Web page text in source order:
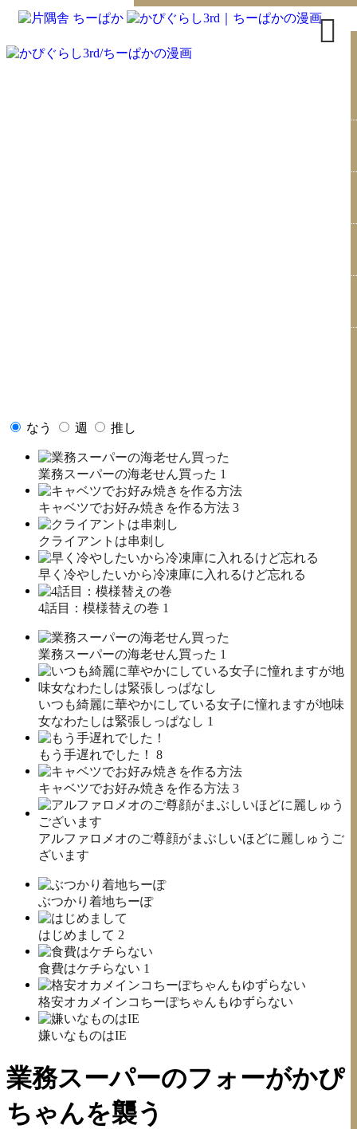
なう 週 推し
業務スーパーの海老せん買った 1
キャベツでお好み焼きを作る方法 3
クライアントは串刺し
早く冷やしたいから冷凍庫に入れるけど忘れる
4話目：模様替えの巻 1
業務スーパーの海老せん買った 1
いつも綺麗に華やかにしている女子に憧れますが地味
女なわたしは緊張しっぱなし 1
もう手遅れでした！ 8
キャベツでお好み焼きを作る方法 3
アルファロメオのご尊顔がまぶしいほどに麗しゅうご
ざいます
ぶつかり着地ちーぽ
はじめまして 2
食費はケチらない 1
格安オカメインコちーぽちゃんもゆずらない
嫌いなものはIE
業務スーパーのフォーがかぴ
ちゃんを襲う